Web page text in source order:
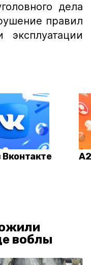
дела
правил
воблы